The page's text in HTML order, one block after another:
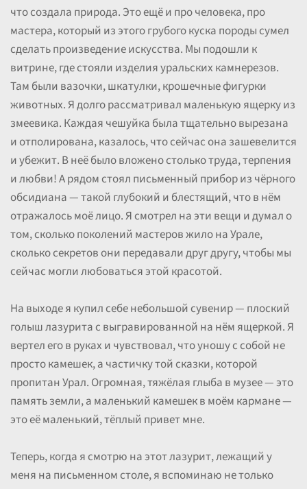
что создала природа. Это ещё и про человека, про
мастера, который из этого грубого куска породы сумел
сделать произведение искусства. Мы подошли к
витрине, где стояли изделия уральских камнерезов.
Там были вазочки, шкатулки, крошечные фигурки
животных. Я долго рассматривал маленькую ящерку из
змеевика. Каждая чешуйка была тщательно вырезана
и отполирована, казалось, что сейчас она зашевелится
и убежит. В неё было вложено столько труда, терпения
и любви! А рядом стоял письменный прибор из чёрного
обсидиана — такой глубокий и блестящий, что в нём
отражалось моё лицо. Я смотрел на эти вещи и думал о
том, сколько поколений мастеров жило на Урале,
сколько секретов они передавали друг другу, чтобы мы
сейчас могли любоваться этой красотой.
На выходе я купил себе небольшой сувенир — плоский
голыш лазурита с выгравированной на нём ящеркой. Я
вертел его в руках и чувствовал, что уношу с собой не
просто камешек, а частичку той сказки, которой
пропитан Урал. Огромная, тяжёлая глыба в музее — это
память земли, а маленький камешек в моём кармане —
это её маленький, тёплый привет мне.
Теперь, когда я смотрю на этот лазурит, лежащий у
меня на письменном столе, я вспоминаю не только